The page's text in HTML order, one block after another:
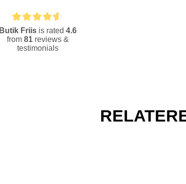
Butik Friis is rated 4.6
from 81 reviews &
testimonials